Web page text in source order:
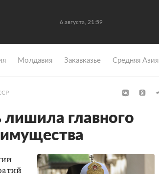
6 августа, 21:59
Молдавия Закавказье Средняя Азия
лишила главного